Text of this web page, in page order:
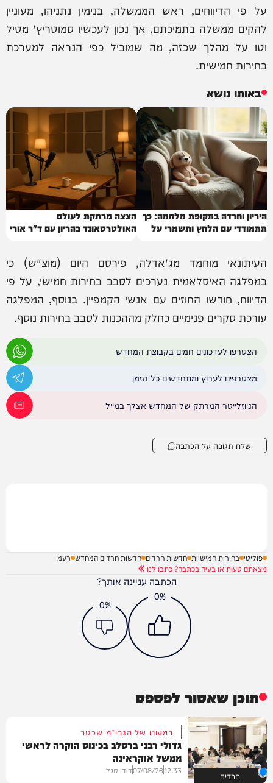
על פי הדיווחים, ראש הממשלה, בנימין נתניהו, מעוניין
להקים ממשלה בתמיכתם, אך נכון לעכשיו סמוטריץ' מטיל
וטו על מהלך שכזה, מה שמוביל כפי הנראה למערכת
בחירות חמישית.
באותו נושא
היריון וחרדה בתקופת מלחמה: כך
תתמודדי עם הלחץ ותשמרי על
הצצה מרתקת לעולם
האולטרסאונד בהריון עם ד"ר אורי
העיתונאי מוחמד מג'אדלה, פירסם היום (מוצ"ש) כי
במפלגה האיסלאמית נערכים לסבב בחירות חמישי, על פי
הדיווח, חודשו החוזים עם אנשי הקמפיין. בנוסף, המפלגה
עורכת סקרים פנימיים כחלק מההכנות לסבב בחירות נוסף.
הצטרפו לעדכונים חמים בקבוצת המחדש
מצטרפים לערוץ ומתחדשים כל הזמן
הניוזלייטר המרתק של המחדש אצלך במייל
שלח תגובה על הכתבה
פוליטי בחירות חמישיות חדשות חרדים חדשות חרדים המחדש רעמ
מצאתם טעות או בעיה בכתבה? כתבו לנו
הכתבה עניינה אותך?
0%
0%
תוכן שאסור לפספס
חרדים
במעונו של הגרי"מ שכטר
גדולי רבני ברסלב בכינוס הוקרה לראשי
ממשל אוקראינה
12:33
07/08/26דודי סגל